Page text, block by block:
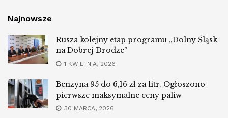
Najnowsze
Rusza kolejny etap programu „Dolny Śląsk
na Dobrej Drodze”
1 KWIETNIA, 2026
Benzyna 95 do 6,16 zł za litr. Ogłoszono
pierwsze maksymalne ceny paliw
30 MARCA, 2026